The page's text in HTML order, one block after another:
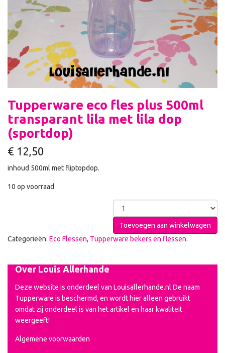
Tupperware eco fles plus 500ml
transparant lila met lila dop
(sportdop)
€ 12,50
inhoud 500ml met fliptopdop.
10 op voorraad
Toevoegen aan winkelwagen
Categorieën: Eco Flessen, Tupperware bekers en flessen.
Over Louis Allerhande
Deze website is onderdeel van Louisallerhande.nl De naam
Tupperware is beschermd, en wordt hier alleen gebruikt
omdat zij onderdeel is van het artikel en haar kwaliteit
weergeeft!
Algemene voorwaarden